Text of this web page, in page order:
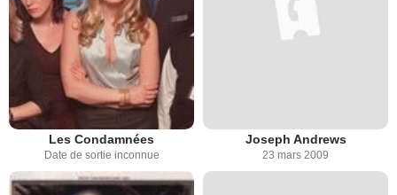
Les Condamnées
Date de sortie inconnue
Joseph Andrews
23 mars 2009